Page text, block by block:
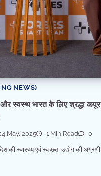
NEWS)
स्वस्थ भारत के लिए श्रद्धा कपूर
May, 2025 1 Min Read 0
की स्वास्थ्य एवं स्वच्छता उद्योग की